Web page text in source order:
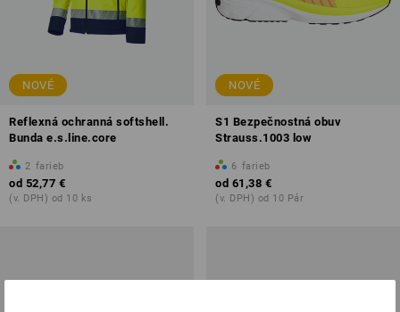
NOVÉ
Reflexná ochranná softshell.
Bunda e.s.line.core
2 farieb
od 52,77 €
(v. DPH) od 10 ks
NOVÉ
S1 Bezpečnostná obuv
Strauss.1003 low
6 farieb
od 61,38 €
(v. DPH) od 10 Pár